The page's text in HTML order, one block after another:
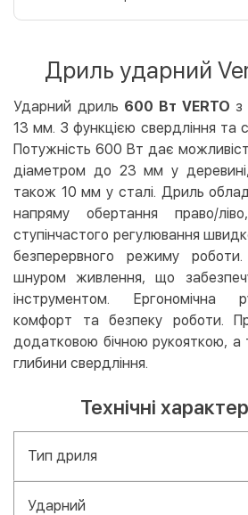
LiqPay
Apple Pay
Google Pay
Безготівковий розрахунок
Оплата на карту юр.особи
Оплата на рахунок юр.особи
Кредит
Миттєва розстрочка
Оплата частинами (Приватбанк)
Покупка частинами (Монобанк)
Дриль ударний
Ударний дриль 600 Вт VERTO з
13 мм. З функцією свердління та
Потужність 600 Вт дає
діаметром до 23 мм у
також 10 мм у сталі. Дриль
напряму обертання право/
ступінчастого регулювання
безперервного режиму
шнуром живлення, що
інструментом. Ергономічна
комфорт та безпеку роботи.
додатковою бічною рукояткою,
глибини свердління.
Технічні
Тип дриля
Ударний